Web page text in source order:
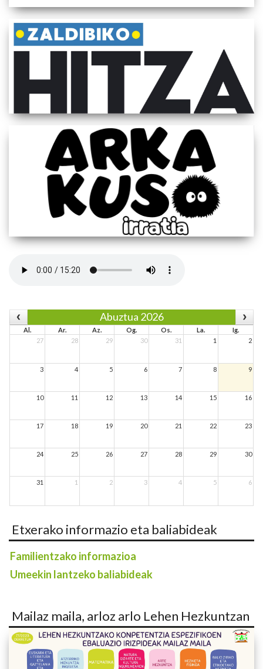
Abuztua 2026
Al. Ar. Az. Og. Os. La.
Ig.
27
28 29 30 31 1 2
3 4 5 6 7 8 9
10 11 12 13 14 15 16
17 18 19 20 21 22 23
24 25 26 27 28 29 30
31 1 2 3 4 5 6
Etxerako informazio eta baliabideak
Familientzako informazioa
Umeekin lantzeko baliabideak
Mailaz maila, arloz arlo Lehen Hezkuntzan